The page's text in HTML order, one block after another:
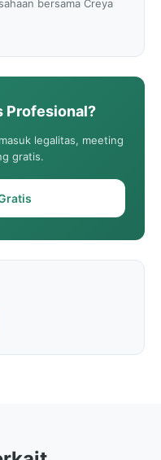
bersama Creya
Profesional?
legalitas, meeting
gratis.